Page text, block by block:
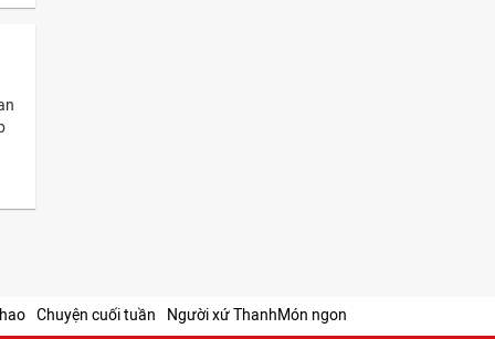
Chuyện cuối tuần Người xứ ThanhMón ngon